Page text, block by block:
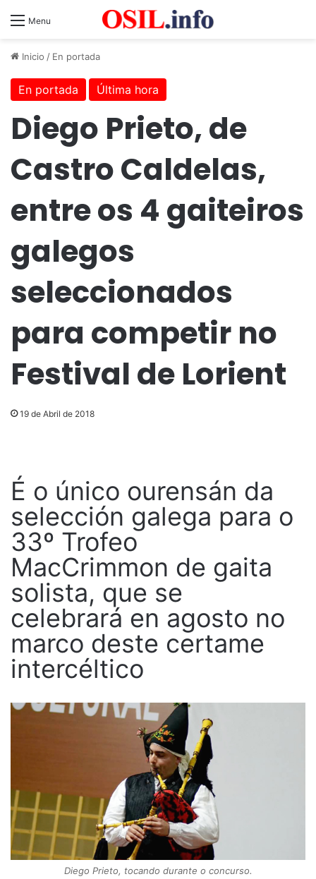
Menu
Inicio / En portada
En portada Última hora
Diego Prieto, de
Castro Caldelas,
entre os 4 gaiteiros
galegos
seleccionados
para competir no
Festival de Lorient
19 de Abril de 2018
É o único ourensán da
selección galega para o
33º Trofeo
MacCrimmon de gaita
solista, que se
celebrará en agosto no
marco deste certame
intercéltico
Diego Prieto, tocando durante o concurso.